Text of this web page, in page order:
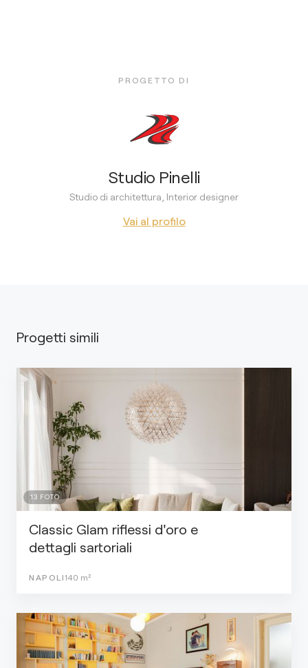
PROGETTO DI
Studio Pinelli
Studio di architettura, Interior designer
Vai al profilo
Progetti simili
13 FOTO
Classic Glam riflessi d'oro e
dettagli sartoriali
NAPOLI140 m²